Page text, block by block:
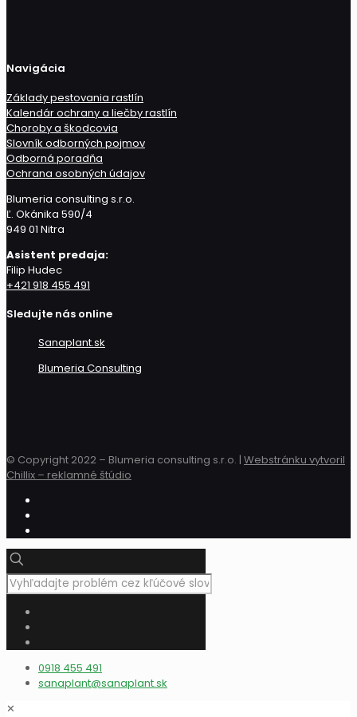
Navigácia
Základy pestovania rastlín
Kalendár ochrany a liečby rastlín
Choroby a škodcovia
Slovník odborných pojmov
Odborná poradňa
Ochrana osobných údajov
Blumeria consulting s.r.o.
Ľ. Okánika 590/4
949 01 Nitra
Asistent predaja:
Filip Hudec
+421 918 455 491
Sledujte nás online
Sanaplant.sk
Blumeria Consulting
© Copyright 2022 – Blumeria consulting s.r.o. | Webstránku vytvoril
Chillix – reklamné štúdio
0918 455 491
sanaplant@sanaplant.sk
✕